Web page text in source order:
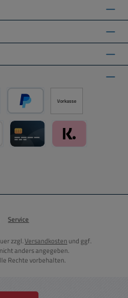
über PayPal
Später Bezahlen über PayPal
Vorkasse
Service
zzgl.Versandkosten und ggf.
anders angegeben.
Rechte vorbehalten.